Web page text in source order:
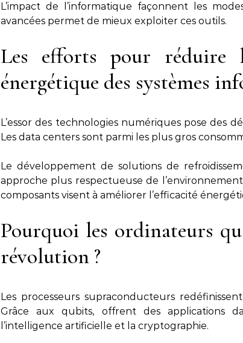
L’impact de l’informatique façonnent les
avancées permet de mieux exploiter ces outils.
Les efforts pour réduire
énergétique des systèmes
L’essor des technologies numériques pose des
Les data centers sont parmi les plus gros
Le développement de solutions de
approche plus respectueuse de
composants visent à améliorer l’efficacité
Pourquoi les ordinateurs
révolution ?
Les processeurs supraconducteurs
Grâce aux qubits, offrent des applications
l’intelligence artificielle et la cryptographie.